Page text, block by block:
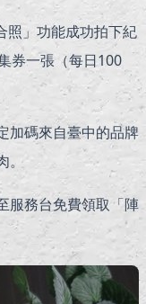
照」功能成功拍下紀
券一張（每日100
加碼來自臺中的品牌
。
服務台免費領取「陣